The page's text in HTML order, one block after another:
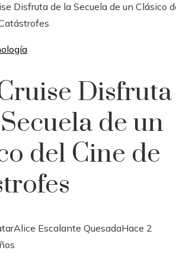
Disfruta de la Secuela de un Clásico
Disfruta
de un
del Cine de
Alice Escalante QuesadaHace 2